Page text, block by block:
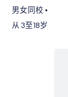
男女同校 •
从 3 至18岁